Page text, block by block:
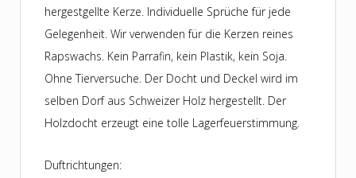
hergestgellte Kerze. Individuelle Sprüche für jede
Gelegenheit. Wir verwenden für die Kerzen reines
Rapswachs. Kein Parrafin, kein Plastik, kein Soja.
Ohne Tierversuche. Der Docht und Deckel wird im
selben Dorf aus Schweizer Holz hergestellt. Der
Holzdocht erzeugt eine tolle Lagerfeuerstimmung.
Duftrichtungen: